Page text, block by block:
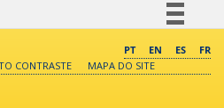
Comunica BR
PT EN ES
FR
CONTRASTE MAPA DO SITE